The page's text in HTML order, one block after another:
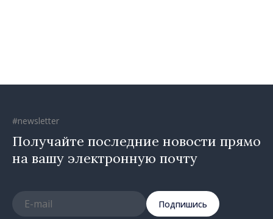
#newsletter
Получайте последние новости прямо
на вашу электронную почту
Подпишись